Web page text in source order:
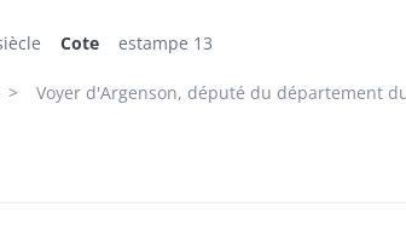
Cote estampe 13
Voyer d'Argenson, député du département